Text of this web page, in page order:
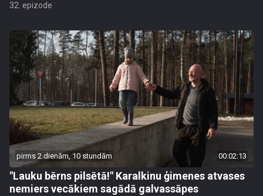
32. epizode
pirms 2 dienām, 10 stundām 00:02:13
"Lauku bērns pilsētā!" Karalkinu ģimenes atvases
nemiers vecākiem sagādā galvassāpes